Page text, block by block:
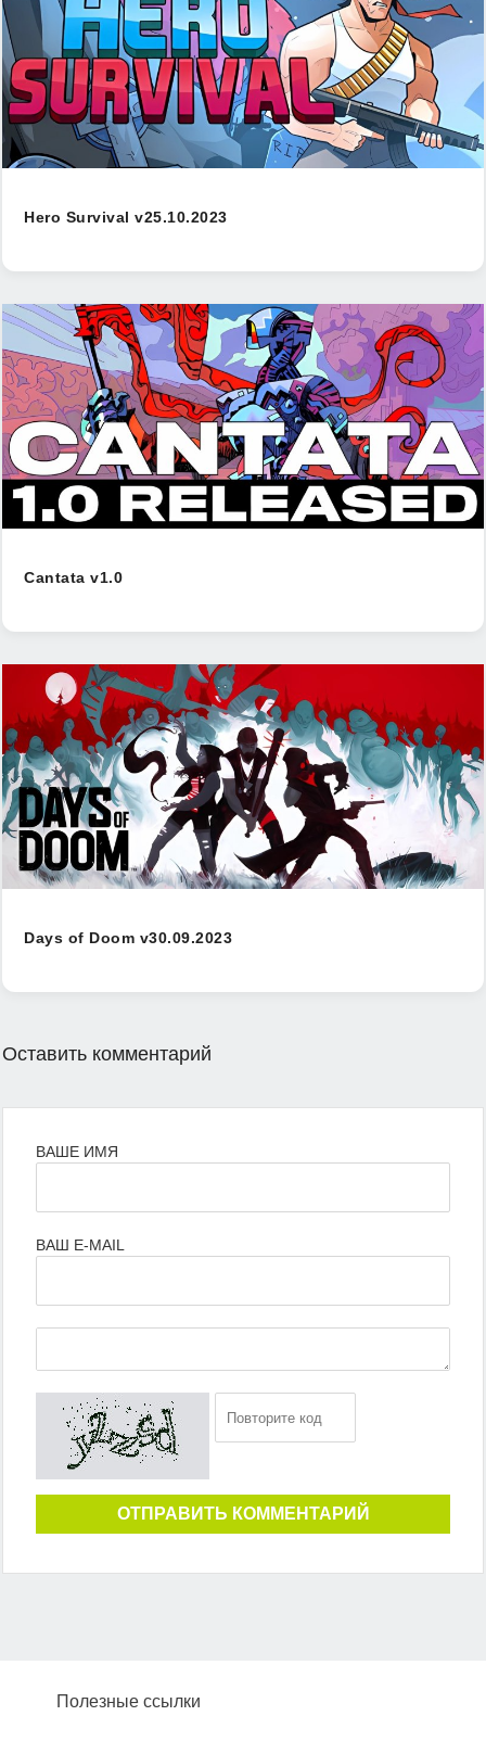
Hero Survival v25.10.2023
Cantata v1.0
Days of Doom v30.09.2023
Оставить комментарий
ВАШЕ ИМЯ
ВАШ E-MAIL
ОТПРАВИТЬ КОММЕНТАРИЙ
Полезные ссылки